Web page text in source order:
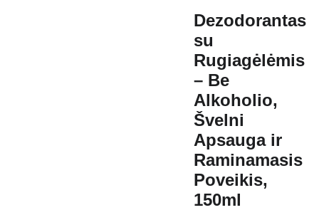
Dezodorantas
su
Rugiagėlėmis
– Be
Alkoholio,
Švelni
Apsauga ir
Raminamasis
Poveikis,
150ml